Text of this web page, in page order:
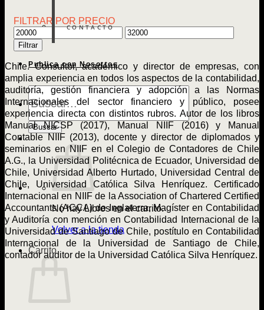
CONTACTO
Publica con Nosotros
Búsqueda
de
Libros
Buscar
No hay Libros en el carrito.
Volver a la tienda
Carrito
FILTRAR POR PRECIO
Precio
mínimo
Precio
máximo
Filtrar
Chile. Consultor, académico y director de empresas, con
amplia experiencia en todos los aspectos de la contabilidad,
auditoría, gestión financiera y adopción a las Normas
Internacionales del sector financiero y público, posee
experiencia directa con distintos rubros. Autor de los libros
Manual NICSP (2017), Manual NIIF (2016) y Manual
Contable NIIF (2013), docente y director de diplomados y
seminarios en NIIF en el Colegio de Contadores de Chile
A.G., la Universidad Politécnica de Ecuador, Universidad de
Chile, Universidad Alberto Hurtado, Universidad Central de
Chile, Universidad Católica Silva Henríquez. Certificado
Internacional en NIIF de la Association of Chartered Certified
Accountants (ACCA) de Inglaterra, Magíster en Contabilidad
y Auditoría con mención en Contabilidad Internacional de la
Universidad de Santiago de Chile, postítulo en Contabilidad
Internacional de la Universidad de Santiago de Chile,
contador auditor de la Universidad Católica Silva Henríquez.